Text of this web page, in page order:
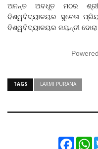
ଅନନ୍ତ ଅବଧୂତ ମଠର
ବିଶ୍ୱବିଦ୍ୟାଳୟର ସୁଚେତା
ବିଶ୍ୱବିଦ୍ୟାଳୟର ଜୟନ୍ତୀ
TAGS LAXMI PURANA